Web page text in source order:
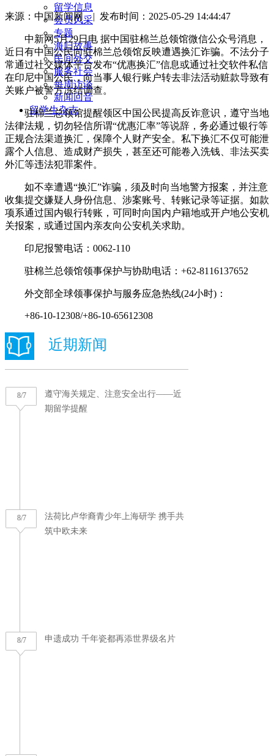
留学信息
会员风采
专题
海归故事
民间外交
服务社会
每周访谈
新闻回音
留学生杂志
来源：中国新闻网 | 发布时间：2025-05-29 14:44:47
中新网5月29日电 据中国驻棉兰总领馆微信公众号消息，
近日有中国公民向驻棉兰总领馆反映遭遇换汇诈骗。不法分子
常通过社交媒体平台发布“优惠换汇”信息或通过社交软件私信
在印尼中国公民，向当事人银行账户转去非法活动赃款导致有
关账户被警方冻结调查。
驻棉兰总领馆提醒领区中国公民提高反诈意识，遵守当地
法律法规，切勿轻信所谓“优惠汇率”等说辞，务必通过银行等
正规合法渠道换汇，保障个人财产安全。私下换汇不仅可能泄
露个人信息、造成财产损失，甚至还可能卷入洗钱、非法买卖
外汇等违法犯罪案件。
如不幸遭遇“换汇”诈骗，须及时向当地警方报案，并注意
收集提交嫌疑人身份信息、涉案账号、转账记录等证据。如款
项系通过国内银行转账，可同时向国内户籍地或开户地公安机
关报案，或通过国内亲友向公安机关求助。
印尼报警电话：0062-110
驻棉兰总领馆领事保护与协助电话：+62-8116137652
外交部全球领事保护与服务应急热线(24小时)：
+86-10-12308/+86-10-65612308